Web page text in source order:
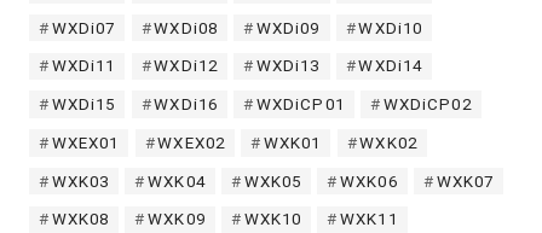
WXDi07 WXDi08 WXDi09 WXDi10
WXDi11 WXDi12 WXDi13 WXDi14
WXDi15 WXDi16 WXDiCP01 WXDiCP02
WXEX01 WXEX02 WXK01 WXK02
WXK03 WXK04 WXK05 WXK06 WXK07
WXK08 WXK09 WXK10 WXK11